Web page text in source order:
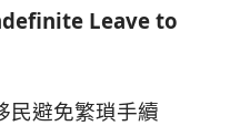
Leave to
民避免繁瑣手續